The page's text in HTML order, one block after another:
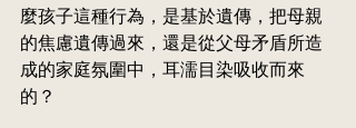
麼孩子這種行為，是基於遺傳，把母親
的焦慮遺傳過來，還是從父母矛盾所造
成的家庭氛圍中，耳濡目染吸收而來
的？